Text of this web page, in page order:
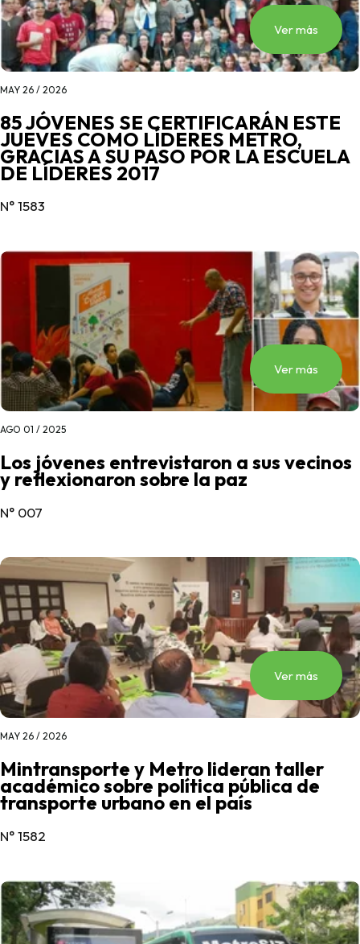
Ver más
MAY 26 / 2026
85 JÓVENES SE CERTIFICARÁN ESTE
JUEVES COMO LÍDERES METRO,
GRACIAS A SU PASO POR LA ESCUELA
DE LÍDERES 2017
N° 1583
Ver más
AGO 01 / 2025
Los jóvenes entrevistaron a sus vecinos
y reflexionaron sobre la paz
N° 007
Ver más
MAY 26 / 2026
Mintransporte y Metro lideran taller
académico sobre política pública de
transporte urbano en el país
N° 1582